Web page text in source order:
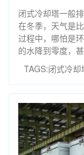
闭式冷却塔一般
在冬季，天气是
过程中，哪怕是
的水降到零度，
TAGS:闭式冷却